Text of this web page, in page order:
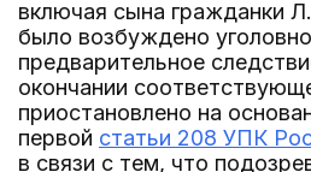
включая сына гражданки
было возбуждено
предварительное
окончании
приостановлено на
первой статьи 208 УПК
в связи с тем, что